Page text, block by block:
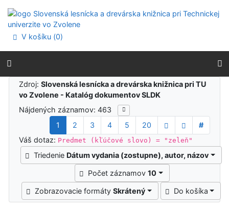
Prejsť na menu
Prehlásenie o webovej prístupnosti
V košíku (0)
Výsledky vyhľadávania
Zdroj:Slovenská lesnícka a drevárska knižnica pri TU
vo Zvolene - Katalóg dokumentov SLDK
Nájdených záznamov: 463
1
2 3 4 5 20
#
Váš dotaz: Predmet (kľúčové slovo) = "zeleň"
Triedenie Dátum vydania (zostupne), autor, názov
Počet záznamov10
Zobrazovacie formátySkrátený Do košíka